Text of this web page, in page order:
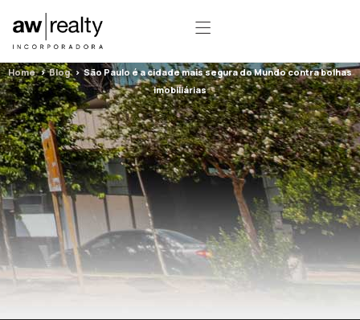
São Paulo é a cidade mais segura do
Mundo contra bolhas imobiliárias
Home>Blog> São Paulo é a cidade mais segura do Mundo contra bolhas
imobiliárias